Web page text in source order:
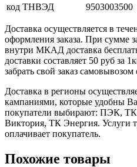
код ТНВЭД
9503003500
Доставка осуществляется в
оформления заказа. При сумме
внутри МКАД доставка
доставки составляет 50 руб за
забрать свой заказ
Доставка в регионы
кампаниями, которые удобны
покупатели выбирают: ПЭК,
Виктория, ТК Энергия. Услуги
оплачивает покупатель.
Похожие товары